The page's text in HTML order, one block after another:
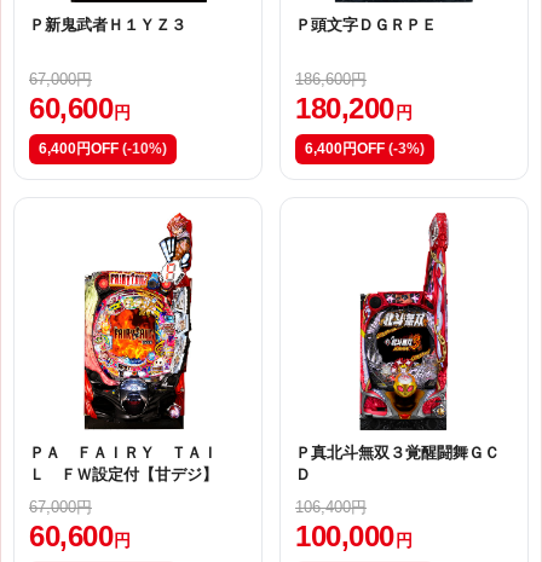
Ｐ新鬼武者Ｈ１ＹＺ３
67,000円
60,600 円
6,400円OFF (-10%)
Ｐ頭文字ＤＧＲＰＥ
186,600円
180,200 円
6,400円OFF (-3%)
ＰＡ ＦＡＩＲＹ ＴＡＩ
Ｌ ＦＷ設定付【甘デジ】
67,000円
60,600 円
Ｐ真北斗無双３覚醒闘舞ＧＣ
Ｄ
106,400円
100,000 円